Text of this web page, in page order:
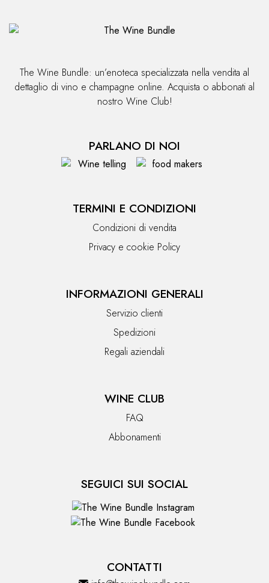
The Wine Bundle: un’enoteca specializzata nella vendita al
dettaglio di vino e champagne online. Acquista o abbonati al
nostro Wine Club!
PARLANO DI NOI
TERMINI E CONDIZIONI
Condizioni di vendita
Privacy e cookie Policy
INFORMAZIONI GENERALI
Servizio clienti
Spedizioni
Regali aziendali
WINE CLUB
FAQ
Abbonamenti
SEGUICI SUI SOCIAL
CONTATTI